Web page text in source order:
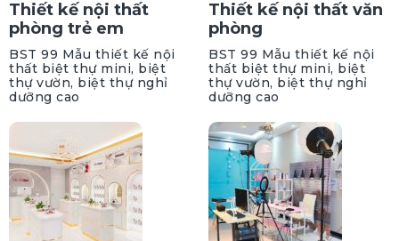
Thiết kế nội thất
phòng trẻ em
BST 99 Mẫu thiết kế nội
thất biệt thự mini, biệt
thự vườn, biệt thự nghỉ
dưỡng cao
Thiết kế nội thất văn
phòng
BST 99 Mẫu thiết kế nội
thất biệt thự mini, biệt
thự vườn, biệt thự nghỉ
dưỡng cao